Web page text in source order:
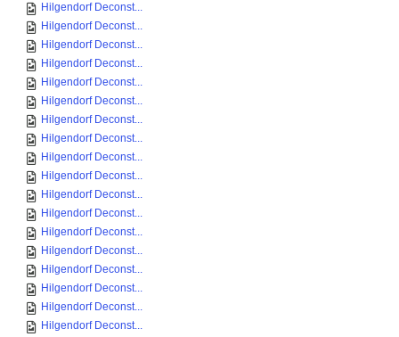
Hilgendorf Deconst...
Hilgendorf Deconst...
Hilgendorf Deconst...
Hilgendorf Deconst...
Hilgendorf Deconst...
Hilgendorf Deconst...
Hilgendorf Deconst...
Hilgendorf Deconst...
Hilgendorf Deconst...
Hilgendorf Deconst...
Hilgendorf Deconst...
Hilgendorf Deconst...
Hilgendorf Deconst...
Hilgendorf Deconst...
Hilgendorf Deconst...
Hilgendorf Deconst...
Hilgendorf Deconst...
Hilgendorf Deconst...